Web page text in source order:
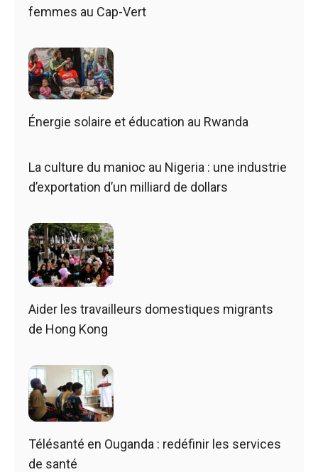
femmes au Cap-Vert
Énergie solaire et éducation au Rwanda
La culture du manioc au Nigeria : une industrie
d’exportation d’un milliard de dollars
Aider les travailleurs domestiques migrants
de Hong Kong
Télésanté en Ouganda : redéfinir les services
de santé